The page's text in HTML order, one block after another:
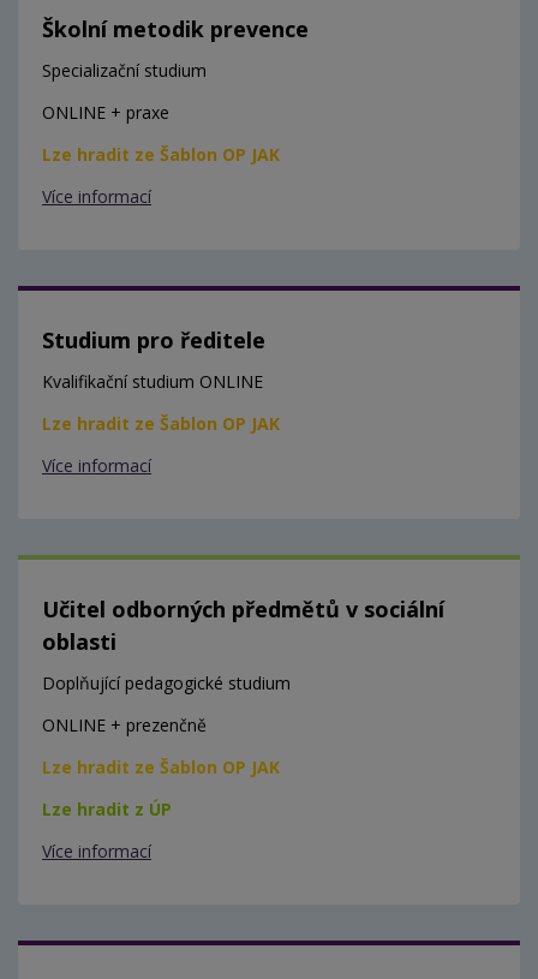
Školní metodik prevence
Specializační studium
ONLINE + praxe
Lze hradit ze Šablon OP JAK
Více informací
Studium pro ředitele
Kvalifikační studium ONLINE
Lze hradit ze Šablon OP JAK
Více informací
Učitel odborných předmětů v sociální
oblasti
Doplňující pedagogické studium
ONLINE + prezenčně
Lze hradit ze Šablon OP JAK
Lze hradit z ÚP
Více informací